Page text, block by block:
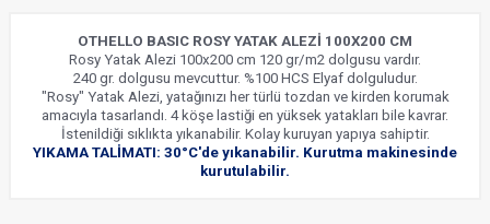
OTHELLO BASIC ROSY YATAK ALEZİ 100X200 CM
Rosy Yatak Alezi 100x200 cm 120 gr/m2 dolgusu vardır.
240 gr. dolgusu mevcuttur. %100 HCS Elyaf dolguludur.
"Rosy" Yatak Alezi, yatağınızı her türlü tozdan ve kirden korumak
amacıyla tasarlandı. 4 köşe lastiği en yüksek yatakları bile kavrar.
İstenildiği sıklıkta yıkanabilir. Kolay kuruyan yapıya sahiptir.
YIKAMA TALİMATI: 30°C'de yıkanabilir. Kurutma makinesinde
kurutulabilir.